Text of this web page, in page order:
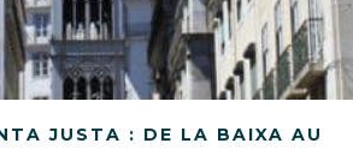
JUSTA : DE LA BAIXA AU